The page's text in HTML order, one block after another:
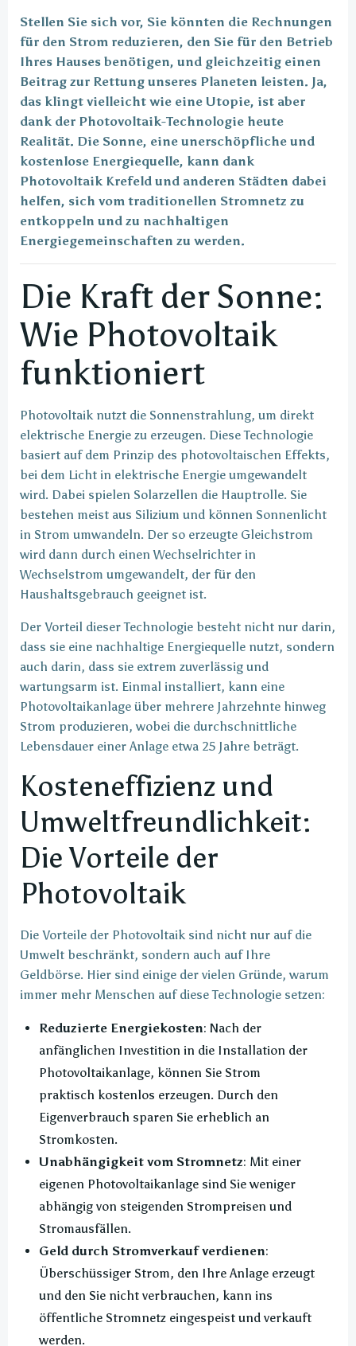
Stellen Sie sich vor, Sie könnten die Rechnungen
für den Strom reduzieren, den Sie für den Betrieb
Ihres Hauses benötigen, und gleichzeitig einen
Beitrag zur Rettung unseres Planeten leisten. Ja,
das klingt vielleicht wie eine Utopie, ist aber
dank der Photovoltaik-Technologie heute
Realität. Die Sonne, eine unerschöpfliche und
kostenlose Energiequelle, kann dank
Photovoltaik Krefeld und anderen Städten dabei
helfen, sich vom traditionellen Stromnetz zu
entkoppeln und zu nachhaltigen
Energiegemeinschaften zu werden.
Die Kraft der Sonne:
Wie Photovoltaik
funktioniert
Photovoltaik nutzt die Sonnenstrahlung, um direkt
elektrische Energie zu erzeugen. Diese Technologie
basiert auf dem Prinzip des photovoltaischen Effekts,
bei dem Licht in elektrische Energie umgewandelt
wird. Dabei spielen Solarzellen die Hauptrolle. Sie
bestehen meist aus Silizium und können Sonnenlicht
in Strom umwandeln. Der so erzeugte Gleichstrom
wird dann durch einen Wechselrichter in
Wechselstrom umgewandelt, der für den
Haushaltsgebrauch geeignet ist.
Der Vorteil dieser Technologie besteht nicht nur darin,
dass sie eine nachhaltige Energiequelle nutzt, sondern
auch darin, dass sie extrem zuverlässig und
wartungsarm ist. Einmal installiert, kann eine
Photovoltaikanlage über mehrere Jahrzehnte hinweg
Strom produzieren, wobei die durchschnittliche
Lebensdauer einer Anlage etwa 25 Jahre beträgt.
Kosteneffizienz und
Umweltfreundlichkeit:
Die Vorteile der
Photovoltaik
Die Vorteile der Photovoltaik sind nicht nur auf die
Umwelt beschränkt, sondern auch auf Ihre
Geldbörse. Hier sind einige der vielen Gründe, warum
immer mehr Menschen auf diese Technologie setzen:
Reduzierte Energiekosten: Nach der
anfänglichen Investition in die Installation der
Photovoltaikanlage, können Sie Strom
praktisch kostenlos erzeugen. Durch den
Eigenverbrauch sparen Sie erheblich an
Stromkosten.
Unabhängigkeit vom Stromnetz: Mit einer
eigenen Photovoltaikanlage sind Sie weniger
abhängig von steigenden Strompreisen und
Stromausfällen.
Geld durch Stromverkauf verdienen:
Überschüssiger Strom, den Ihre Anlage erzeugt
und den Sie nicht verbrauchen, kann ins
öffentliche Stromnetz eingespeist und verkauft
werden.